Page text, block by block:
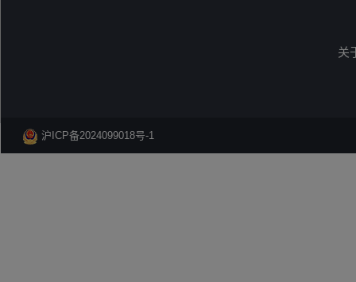
关
沪ICP备2024099018号-1